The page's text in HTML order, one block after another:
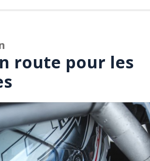
route pour les